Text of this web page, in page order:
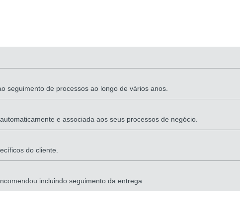
seguimento de processos ao longo de vários anos.
e associada aos seus processos de negócio.
do cliente.
incluindo seguimento da entrega.